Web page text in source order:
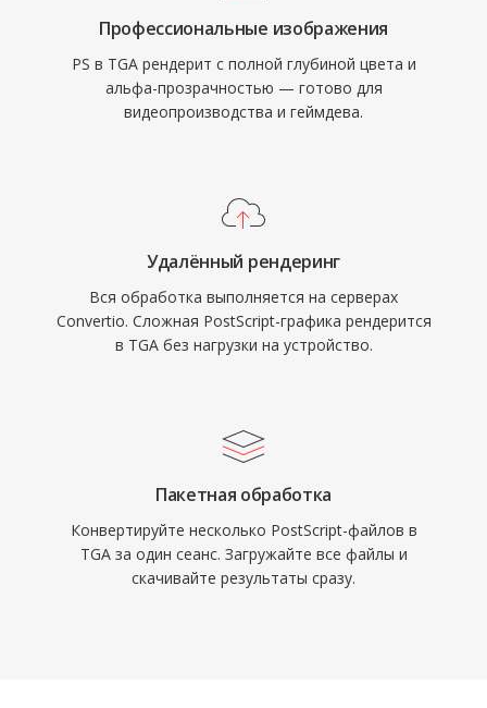
Профессиональные изображения
PS в TGA рендерит с полной глубиной цвета и
альфа-прозрачностью — готово для
видеопроизводства и геймдева.
Удалённый рендеринг
Вся обработка выполняется на серверах
Convertio. Сложная PostScript-графика рендерится
в TGA без нагрузки на устройство.
Пакетная обработка
Конвертируйте несколько PostScript-файлов в
TGA за один сеанс. Загружайте все файлы и
скачивайте результаты сразу.